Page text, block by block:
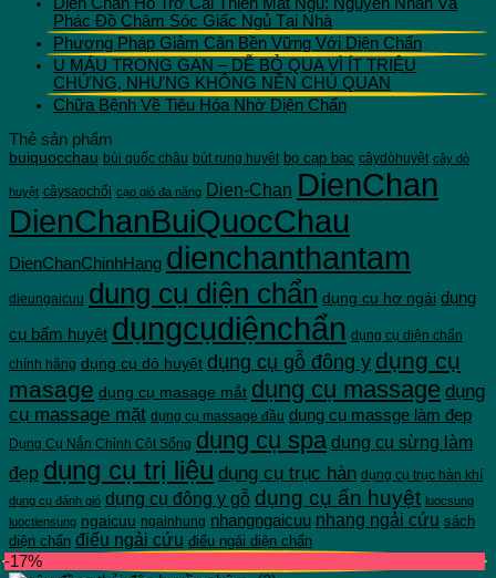
Phác Đồ Chăm Sóc Giấc Ngủ Tại Nhà
Phương Pháp Giảm Cân Bền Vững Với Diện Chẩn
U MÁU TRONG GAN – DỄ BỎ QUA VÌ ÍT TRIỆU
CHỨNG, NHƯNG KHÔNG NÊN CHỦ QUAN
Chữa Bệnh Về Tiêu Hóa Nhờ Diện Chẩn
Thẻ sản phẩm
buiquocchau bùi quốc châu bút rung huyêt bọ cạp bạc câydòhuyệt cây dò
huyệt câysaochổi cạo gió đa năng Dien-Chan DienChan
DienChanBuiQuocChau
DienChanChinhHang dienchanthantam
dieungaicuu dung cụ diện chẩn dụng cu hơ ngải dụng
cụ bấm huyệt dụngcụdiệnchẩn dụng cụ diện chẩn
chính hãng dụng cụ dò huyệt dụng cụ gỗ đông y dụng cụ
masage dụng cụ masage mắt dụng cụ massage dụng
cụ massage mặt dụng cụ massage đầu dụng cụ massge làm đẹp
Dụng Cụ Nắn Chỉnh Cột Sống dụng cụ spa dụng cụ sừng làm
đẹp dụng cụ trị liệu dụng cụ trục hàn dụng cụ trục hàn khí
dụng cụ đánh gió dụng cụ đông y gỗ dụng cụ ấn huyệt luocsung
luoctiensung ngaicuu ngainhung nhangngaicuu nhang ngải cứu sách
diện chẩn điếu ngải cứu điếu ngải diện chẩn
-17%